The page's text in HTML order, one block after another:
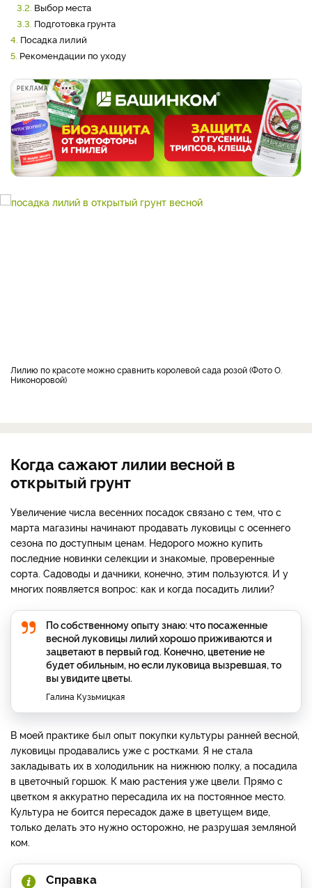
3.2. Выбор места
3.3. Подготовка грунта
4. Посадка лилий
5. Рекомендации по уходу
РЕКЛАМА
Лилию по красоте можно сравнить королевой сада розой (Фото О.
Никоноровой)
Когда сажают лилии весной в
открытый грунт
Увеличение числа весенних посадок связано с тем, что с
марта магазины начинают продавать луковицы с осеннего
сезона по доступным ценам. Недорого можно купить
последние новинки селекции и знакомые, проверенные
сорта. Садоводы и дачники, конечно, этим пользуются. И у
многих появляется вопрос: как и когда посадить лилии?
По собственному опыту знаю: что посаженные
весной луковицы лилий хорошо приживаются и
зацветают в первый год. Конечно, цветение не
будет обильным, но если луковица вызревшая, то
вы увидите цветы.
Галина Кузьмицкая
В моей практике был опыт покупки культуры ранней весной,
луковицы продавались уже с ростками. Я не стала
закладывать их в холодильник на нижнюю полку, а посадила
в цветочный горшок. К маю растения уже цвели. Прямо с
цветком я аккуратно пересадила их на постоянное место.
Культура не боится пересадок даже в цветущем виде,
только делать это нужно осторожно, не разрушая земляной
ком.
Справка